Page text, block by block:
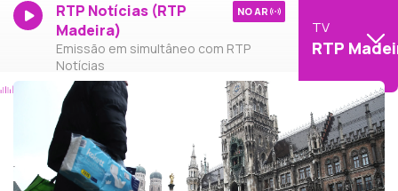
RTP Notícias (RTP
Madeira)
Emissão em simultâneo com RTP
Notícias
NO AR
TV
RTP